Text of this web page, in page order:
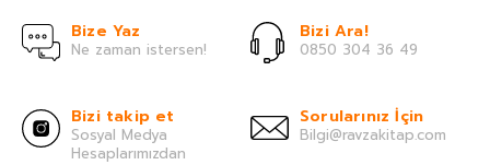
Bize Yaz
Ne zaman istersen!
Bizi Ara!
0850 304 36 49
Bizi takip et
Sosyal Medya
Hesaplarımızdan
Sorularınız İçin
Bilgi@ravzakitap.com